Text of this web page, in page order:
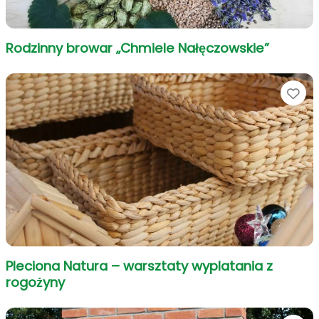
Rodzinny browar „Chmiele Nałęczowskie”
Pleciona Natura – warsztaty wyplatania z
rogożyny